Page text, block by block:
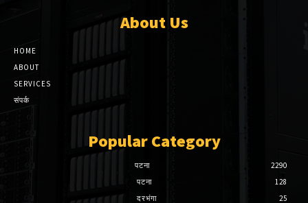
About Us
HOME
ABOUT
SERVICES
संपर्क
Popular Category
पटना
2290
पटना
128
दरभंगा
25